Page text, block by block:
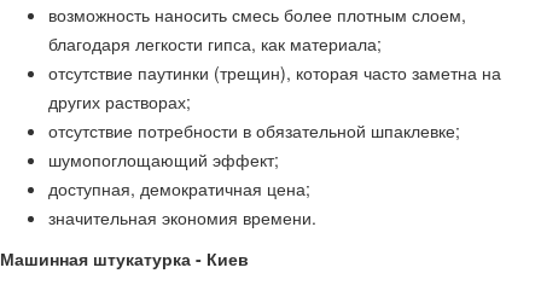
возможность наносить смесь более плотным слоем,
благодаря легкости гипса, как материала;
отсутствие паутинки (трещин), которая часто заметна на
других растворах;
отсутствие потребности в обязательной шпаклевке;
шумопоглощающий эффект;
доступная, демократичная цена;
значительная экономия времени.
Машинная штукатурка - Киев